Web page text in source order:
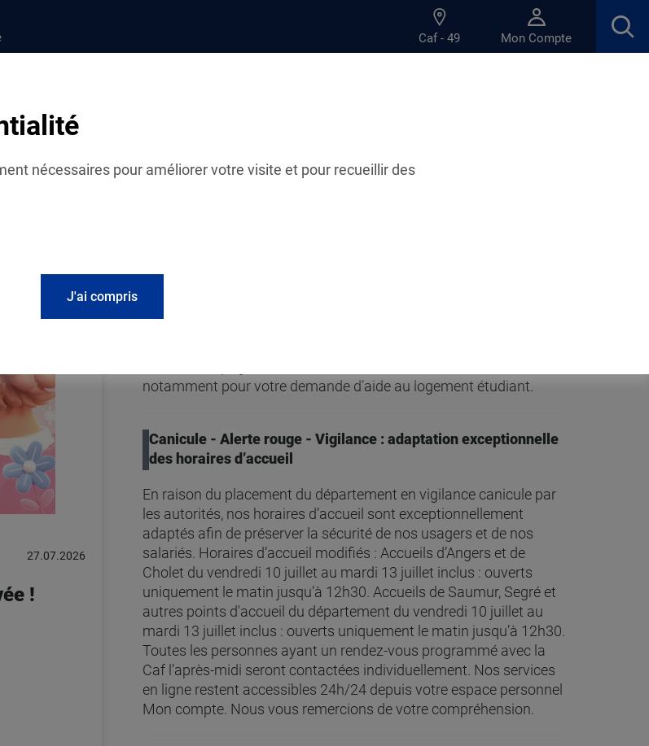
nécessaires pour améliorer votre visite et pour recueillir des
J'ai compris
Caf - 49 Mon Compte
actus
27.07.2026
!
notamment pour votre demande d’aide au logement étudiant.
Canicule - Alerte rouge - Vigilance : adaptation exceptionnelle
des horaires d’accueil
En raison du placement du département en vigilance canicule par
les autorités, nos horaires d’accueil sont exceptionnellement
adaptés afin de préserver la sécurité de nos usagers et de nos
salariés. Horaires d’accueil modifiés : Accueils d’Angers et de
Cholet du vendredi 10 juillet au mardi 13 juillet inclus : ouverts
uniquement le matin jusqu’à 12h30. Accueils de Saumur, Segré et
autres points d'accueil du département du vendredi 10 juillet au
mardi 13 juillet inclus : ouverts uniquement le matin jusqu’à 12h30.
Toutes les personnes ayant un rendez-vous programmé avec la
Caf l’après-midi seront contactées individuellement. Nos services
en ligne restent accessibles 24h/24 depuis votre espace personnel
Mon compte. Nous vous remercions de votre compréhension.